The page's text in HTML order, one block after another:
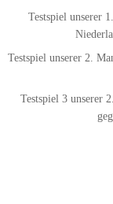
Testspiel unserer
Testspiel unserer 2.
Testspiel 3 unserer